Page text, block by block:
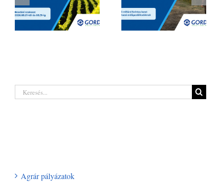
| Akár 250 millió
forintig
pályázat a hazai
termelőknek
Keresés...
Agrár pályázatok